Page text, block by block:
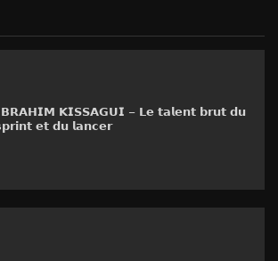
𝗞𝗜𝗦𝗦𝗔𝗚𝗨𝗜 – 𝗟𝗲 𝘁𝗮𝗹𝗲𝗻𝘁 𝗯𝗿𝘂𝘁 𝗱𝘂
𝗲𝘁 𝗱𝘂 𝗹𝗮𝗻𝗰𝗲𝗿